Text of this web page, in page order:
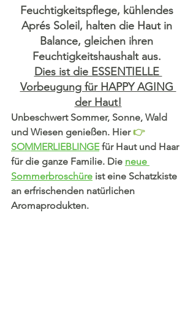
Feuchtigkeitspflege, kühlendes
Aprés Soleil, halten die Haut in
Balance, gleichen ihren
Feuchtigkeitshaushalt aus.
Dies ist die ESSENTIELLE
Vorbeugung für HAPPY AGING
der Haut!
Unbeschwert Sommer, Sonne, Wald
und Wiesen genießen. Hier 👉
SOMMERLIEBLINGE für Haut und Haar
für die ganze Familie. Die neue
Sommerbroschüre ist eine Schatzkiste
an erfrischenden natürlichen
Aromaprodukten.